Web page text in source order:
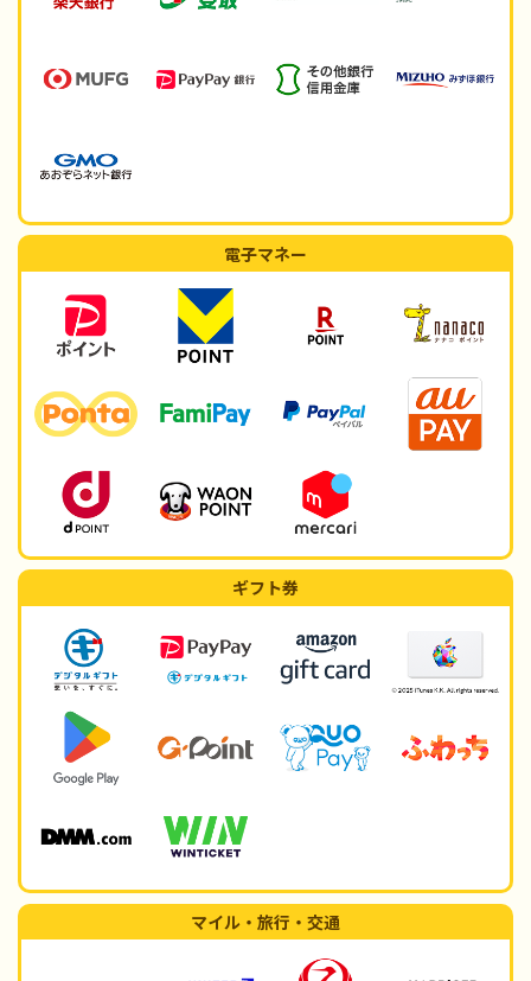
電子マネー
ギフト券
マイル・旅行・交通